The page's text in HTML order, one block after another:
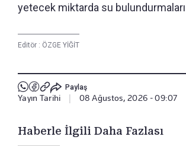
yetecek miktarda su
Editör : ÖZGE YİĞİT
Paylaş
Yayın Tarihi 08 Ağustos, 2026 - 09:07
Haberle İlgili Daha Fazlası